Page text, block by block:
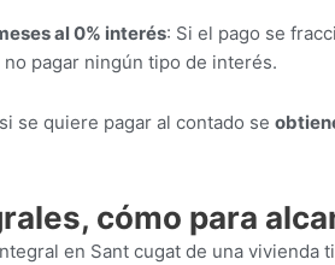
al 0% interés: Si el pago se
pagar ningún tipo de interés.
se quiere pagar al contado se
cómo para
en Sant cugat de una